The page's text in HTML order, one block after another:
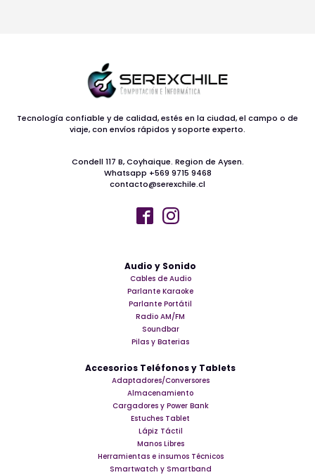
Audio y Sonido
Cables de Audio
Parlante Karaoke
Parlante Portátil
Radio AM/FM
Soundbar
Pilas y Baterias
Accesorios Teléfonos y Tablets
Adaptadores/Conversores
Almacenamiento
Cargadores y Power Bank
Estuches Tablet
Lápiz Táctil
Manos Libres
Herramientas e insumos Técnicos
Smartwatch y Smartband
Tecnología confiable y de calidad, estés en la ciudad, el campo o de
viaje, con envíos rápidos y soporte experto.
Condell 117 B, Coyhaique. Region de Aysen.
Whatsapp +569 9715 9468
contacto@serexchile.cl